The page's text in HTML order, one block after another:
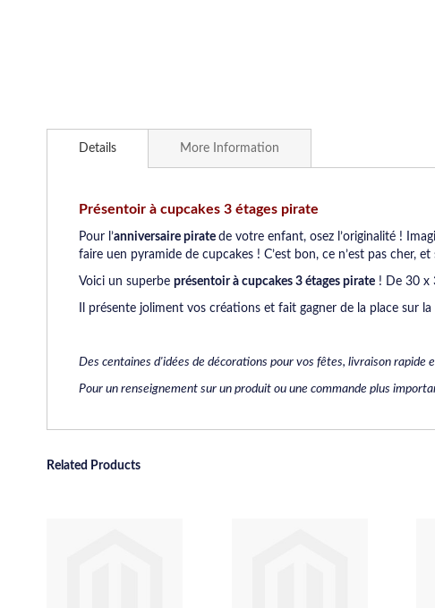
to
gallery
Details
Présentoir à cupcakes 3 étages pirate
Pour l’anniversaire pirate de votre enfant, osez l’originalité !
faire uen pyramide de cupcakes ! C’est bon, ce n’est pas cher,
Voici un superbe présentoir à cupcakes 3 étages pirate ! De 30 x
Il présente joliment vos créations et fait gagner de la place sur
Des centaines d'idées de décorations pour vos fêtes, livraison rapide
Pour un renseignement sur un produit ou une commande plus
More Information
Related Products